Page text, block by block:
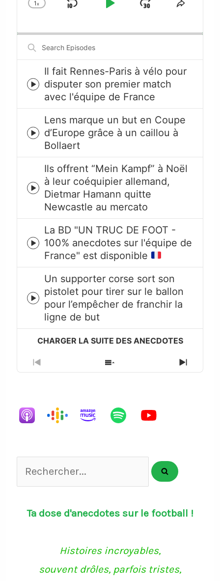
Change
1x
Skip
Play
JumpShare
Search
Episodes
Episode
play
icon
Il fait Rennes-Paris à vélo pour
disputer son premier match
avec l'équipe de France
Episode
play
icon
Lens marque un but en Coupe
d’Europe grâce à un caillou à
Bollaert
Episode
play
icon
Ils offrent “Mein Kampf” à Noël
à leur coéquipier allemand,
Dietmar Hamann quitte
Newcastle au mercato
Episode
play
icon
La BD "UN TRUC DE FOOT -
100% anecdotes sur l'équipe de
France" est disponible
Episode
play
icon
Un supporter corse sort son
pistolet pour tirer sur le ballon
pour l’empêcher de franchir la
ligne de but
Previous
Episode
Show
Episodes
Next
Episode
Rechercher...
Ta dose d'anecdotes sur le football !
Histoires incroyables,
souvent drôles, parfois tristes,